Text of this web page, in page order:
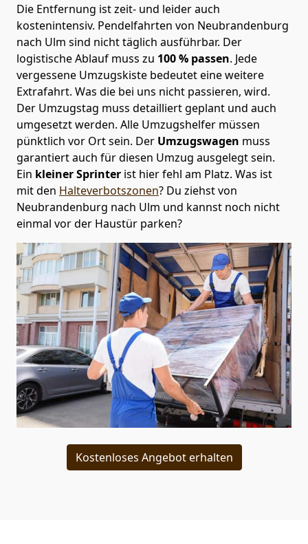
Die Entfernung ist zeit- und leider auch
kostenintensiv. Pendelfahrten von Neubrandenburg
nach Ulm sind nicht täglich ausführbar. Der
logistische Ablauf muss zu 100 % passen. Jede
vergessene Umzugskiste bedeutet eine weitere
Extrafahrt. Was die bei uns nicht passieren, wird.
Der Umzugstag muss detailliert geplant und auch
umgesetzt werden. Alle Umzugshelfer müssen
pünktlich vor Ort sein. Der Umzugswagen muss
garantiert auch für diesen Umzug ausgelegt sein.
Ein kleiner Sprinter ist hier fehl am Platz. Was ist
mit den Halteverbotszonen? Du ziehst von
Neubrandenburg nach Ulm und kannst noch nicht
einmal vor der Haustür parken?
Kostenloses Angebot erhalten